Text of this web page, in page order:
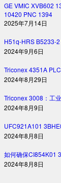
GE VMIC XVB602
10420 PNC 1394
2025年7月14日
H51q-HRS B5233-
2024年9月6日
Triconex 4351A
2024年8月29日
Triconex 3008：工
2024年8月9日
UFC921A101
2024年8月8日
如何确保CI854K01
2024年8月8日